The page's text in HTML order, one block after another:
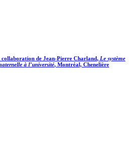
collaboration de Jean-Pierre Charland, Le système
à l’université, Montréal, Chenelière